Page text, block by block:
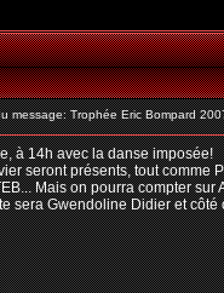
Trophée Eric Bompard
à 14h avec la danse imposée!
seront présents, tout comme
Mais on pourra compter sur
sera Gwendoline Didier et